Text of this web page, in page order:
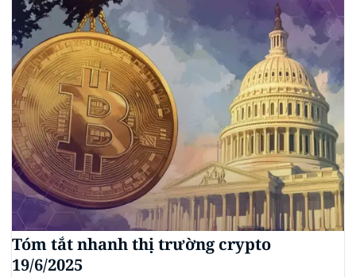
Tóm tắt nhanh thị trường crypto
19/6/2025